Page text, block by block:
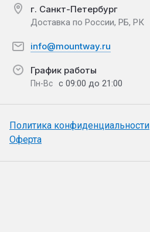
г. Санкт-Петербург
Доставка по России, РБ, РК
info@mountway.ru
График работы
Пн-Вс с 09:00 до 21:00
Политика конфиденциальности
Оферта